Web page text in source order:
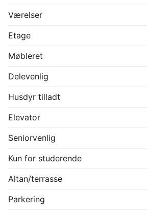
Flotte trægulve
God indretning af opholdsrum
Tæt på indkøb og offentlig transport
Værelser
Etage
Møbleret
Delevenlig
Husdyr tilladt
Elevator
Seniorvenlig
Kun for studerende
Altan/terrasse
Parkering